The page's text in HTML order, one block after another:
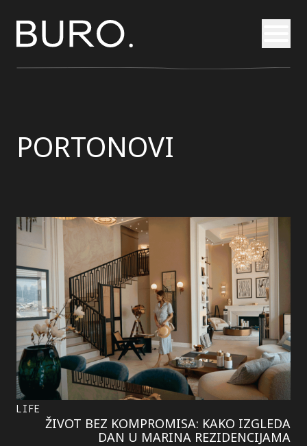
PORTONOVI
LIFE
ŽIVOT BEZ KOMPROMISA: KAKO IZGLEDA
DAN U MARINA REZIDENCIJAMA